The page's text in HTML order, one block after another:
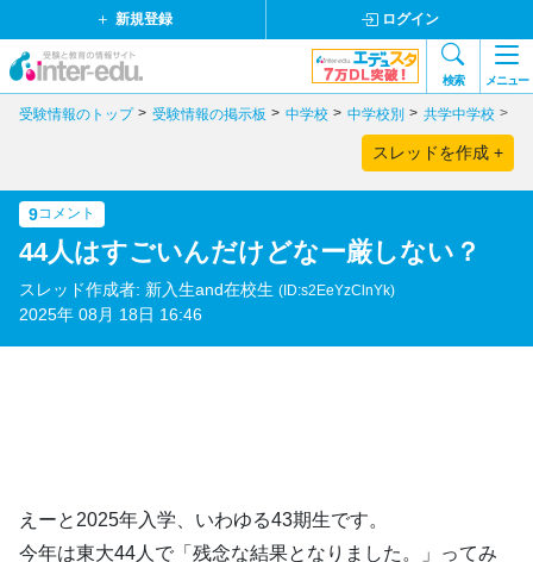
新規登録 ログイン
検索 メニュー
受験情報のトップ 受験情報の掲示板 中学校 中学校別 共学中学校
スレッドを作成 +
9コメント
44人はすごいんだけどなー厳しない？
スレッド作成者: 新入生and在校生 (ID:s2EeYzClnYk)
2025年 08月 18日 16:46
えーと2025年入学、いわゆる43期生です。
今年は東大44人で「残念な結果となりました。」ってみ